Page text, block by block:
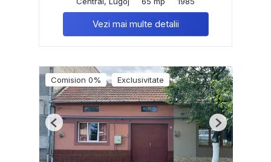
Vezi mai multe detalii
Comision 0% Exclusivitate
Previous Next